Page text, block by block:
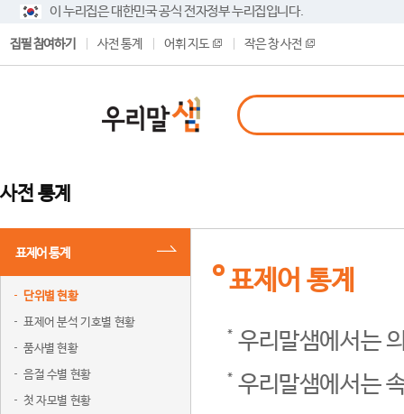
이 누리집은 대한민국 공식 전자정부 누리집입니다.
집필 참여하기 사전 통계 어휘 지도 작은 창 사전
사전 통계
표제어 통계
단위별 현황
표제어 분석 기호별 현황
품사별 현황
음절 수별 현황
첫 자모별 현황
표제어 통계
우리말샘에서는
우리말샘에서는